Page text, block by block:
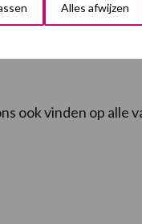
Alles afwijzen
voor
ook vinden op alle